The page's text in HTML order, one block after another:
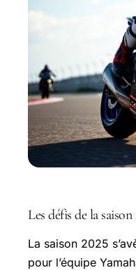
Les défis de la saison
La saison 2025
pour l’équipe